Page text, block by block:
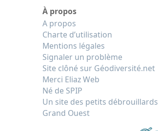
À propos
A propos
Charte d’utilisation
Mentions légales
Signaler un problème
Site clôné sur Géodiversité.net
Merci Eliaz Web
Né de SPIP
Un site des petits débrouillards
Grand Ouest